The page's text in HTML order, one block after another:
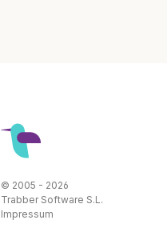
© 2005 - 2026
Trabber Software S.L.
Impressum